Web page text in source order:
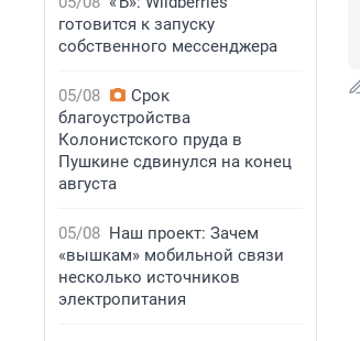
готовится к запуску
собственного мессенджера
05/08
Срок
благоустройства
Колонистского пруда в
Пушкине сдвинулся на конец
августа
05/08 Наш проект: Зачем
«вышкам» мобильной связи
несколько источников
электропитания